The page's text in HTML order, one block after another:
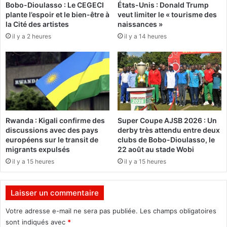
e
p
a
r
e
t
u
t
r
i
b
u
n
a
l
i
d
e
c
e
7
m
a
r
e
p
o
r
t
é
u
8
m
Bobo-Dioulasso : Le CEGECI
plante l’espoir et le bien-être à
la Cité des artistes
il y a 2 heures
États-Unis : Donald Trump
veut limiter le « tourisme des
naissances »
il y a 14 heures
Rwanda : Kigali confirme des
discussions avec des pays
européens sur le transit de
migrants expulsés
il y a 15 heures
Super Coupe AJSB 2026 : Un
derby très attendu entre deux
clubs de Bobo-Dioulasso, le
22 août au stade Wobi
il y a 15 heures
Laisser un commentaire
Votre adresse e-mail ne sera pas publiée. Les champs obligatoires
sont indiqués avec *